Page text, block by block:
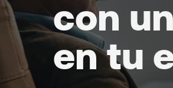
con
en tu